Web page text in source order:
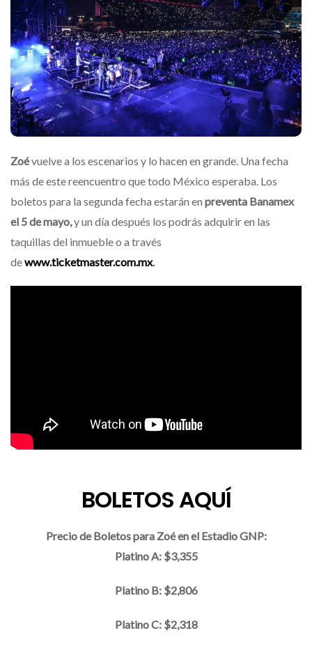
Zoévuelve a los escenarios y lo hacen en grande. Una fecha
más de este reencuentro que todo México esperaba. Los
boletos para la segunda fecha estarán en preventa Banamex
el 5 de mayo,y un día después los podrás adquirir en las
taquillas del inmueble o a través
dewww.ticketmaster.com.mx.
BOLETOS AQUÍ
Precio de Boletos para Zoé en el Estadio GNP:
Platino A: $3,355
Platino B: $2,806
Platino C: $2,318